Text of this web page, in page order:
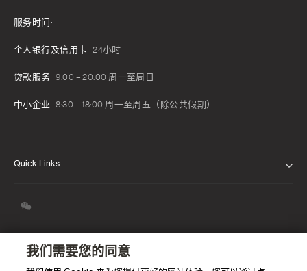
服务时间:
个人银行及信用卡 24小时
贷款服务 9:00 – 20:00 周一至周日
中小企业 8:30 – 18:00 周一至周五（除公共假期）
Quick Links
我们的信念
我们需要您的同意